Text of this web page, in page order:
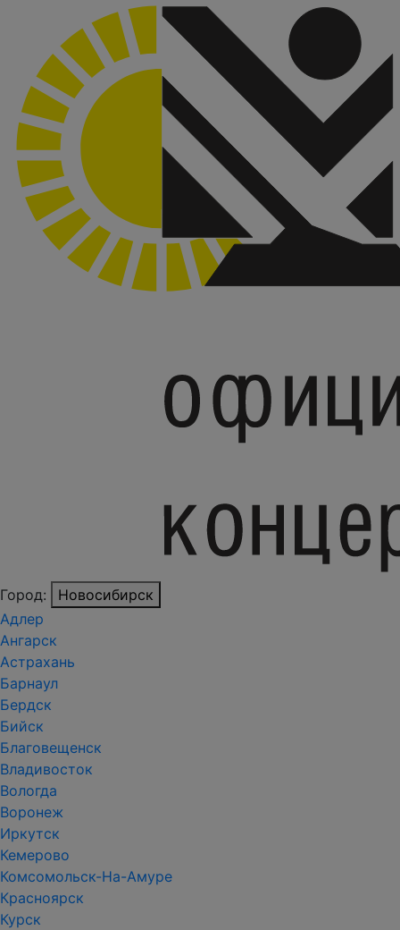
Город:
Новосибирск
Адлер
Ангарск
Астрахань
Барнаул
Бердск
Бийск
Благовещенск
Владивосток
Вологда
Воронеж
Иркутск
Кемерово
Комсомольск-На-Амуре
Красноярск
Курск